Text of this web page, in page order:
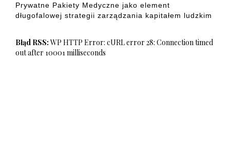
Prywatne Pakiety Medyczne jako element
długofalowej strategii zarządzania kapitałem ludzkim
Błąd RSS:WP HTTP Error: cURL error 28: Connection timed
out after 10001 milliseconds